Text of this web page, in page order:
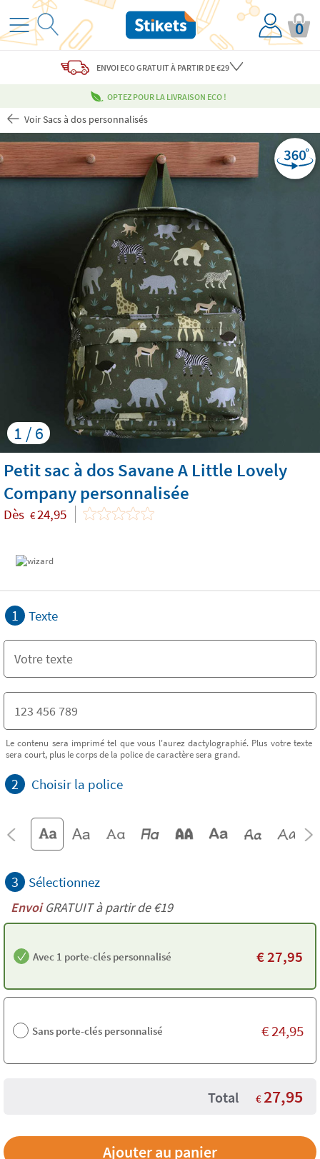
0
ENVOI ECOGRATUITÀ PARTIR DE €29
OPTEZ POUR LA LIVRAISON ECO !
Voir Sacs à dos personnalisés
1 / 6
Petit sac à dos Savane A Little Lovely
Company personnalisée
Dès €24,95
1 Texte
Le contenu sera imprimé tel que vous l'aurez dactylographié. Plus votre texte
sera court, plus le corps de la police de caractère sera grand.
2 Choisir la police
3 Sélectionnez
EnvoiGRATUIT à partir de €19
Avec 1 porte-clés personnalisé €27,95
Sans porte-clés personnalisé €24,95
Total € 27,95